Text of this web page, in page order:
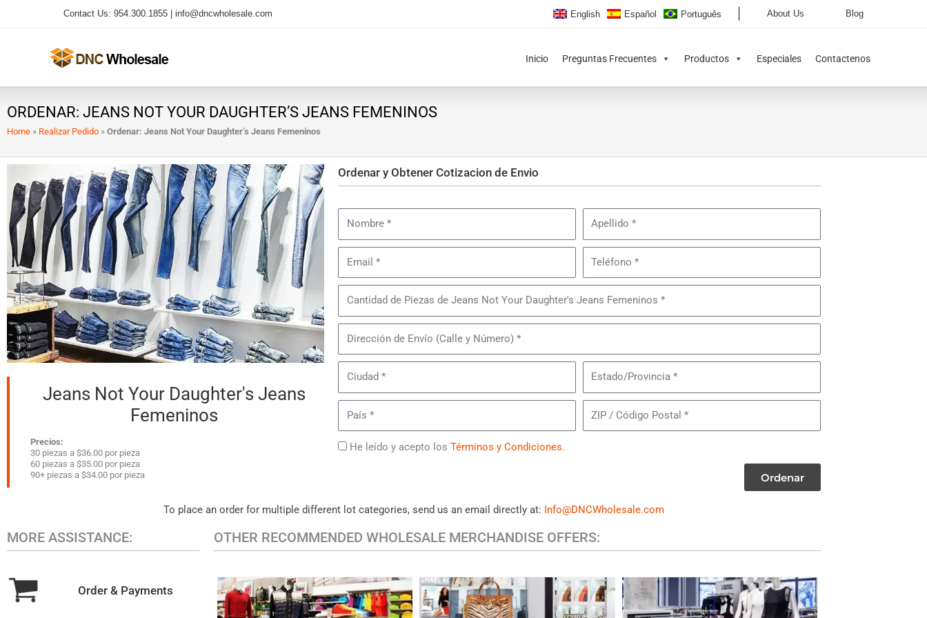
al
Contact Us: 954.300.1855 | info@dncwholesale.com English Español Português About Us Blog
Inicio Preguntas Frecuentes Productos Especiales Contactenos
ORDENAR: JEANS NOT YOUR DAUGHTER’S JEANS FEMENINOS
Home » Realizar Pedido » Ordenar: Jeans Not Your Daughter’s Jeans Femeninos
Jeans Not Your Daughter's Jeans
Femeninos
Precios:
30 piezas a $36.00 por pieza
60 piezas a $35.00 por pieza
90+ piezas a $34.00 por pieza
Ordenar y Obtener Cotizacion de Envio
Nombre Apellido
Teléfono
Cantidad
Your
Jeans
Ciudad Estado/Provincia
Términos
He leído y acepto losTérminos y Condiciones.
Ordenar
To place an order for multiple different lot categories, send us an email directly at: Info@DNCWholesale.com
MORE ASSISTANCE:
Order & Payments
OTHER RECOMMENDED WHOLESALE MERCHANDISE OFFERS:
MEN'S CASUAL CLOTHING
HANDBAGS & ACCESSORIES WOMEN'S DRESSES & SUITS